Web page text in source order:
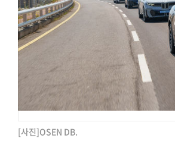
[사진]OSEN DB.